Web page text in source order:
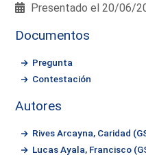
Presentado el 20/06/
Documentos
Pregunta
Contestación
Autores
Rives Arcayna, Caridad
Lucas Ayala, Francisco